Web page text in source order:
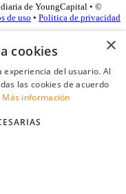
de YoungCapital • ©
de uso • Politica de privacidad
×
cookies
experiencia del usuario. Al
las cookies de acuerdo
Más información